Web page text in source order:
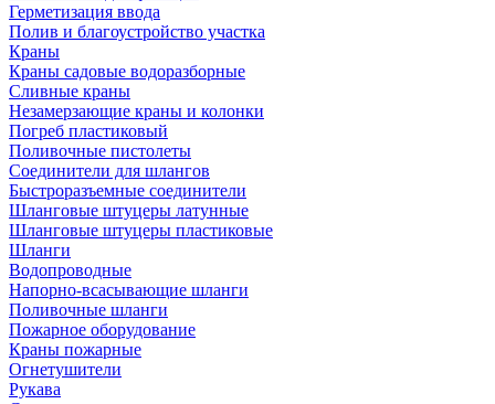
Герметизация ввода
Полив и благоустройство участка
Краны
Краны садовые водоразборные
Сливные краны
Незамерзающие краны и колонки
Погреб пластиковый
Поливочные пистолеты
Соединители для шлангов
Быстроразъемные соединители
Шланговые штуцеры латунные
Шланговые штуцеры пластиковые
Шланги
Водопроводные
Напорно-всасывающие шланги
Поливочные шланги
Пожарное оборудование
Краны пожарные
Огнетушители
Рукава